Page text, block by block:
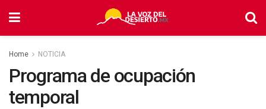
Home NOTICIA
Programa de ocupación
temporal